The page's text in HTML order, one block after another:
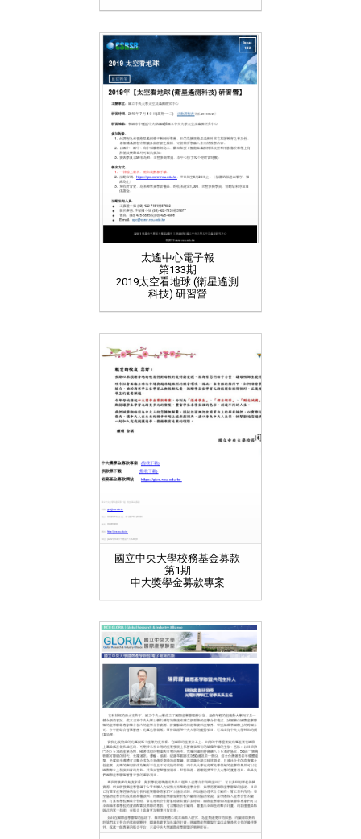
太遙中心電子報
第133期
2019太空看地球 (衛星遙測
科技) 研習營
國立中央大學校務基金募款
第1期
中大獎學金募款專案